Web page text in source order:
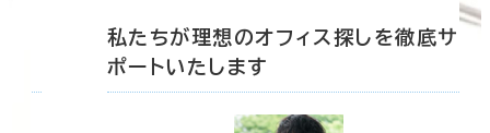
私たちが理想のオフィス探しを徹底サ
ポートいたします